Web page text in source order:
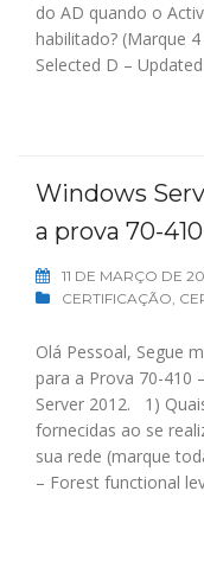
do AD quando o
habilitado? (Marque
Selected D –
Windows
a prova 70-
11 DE MARÇO DE
CERTIFICAÇÃO,
Olá Pessoal, Segue
para a Prova 70-410
Server 2012. 1)
fornecidas ao se
sua rede (marque
– Forest functional